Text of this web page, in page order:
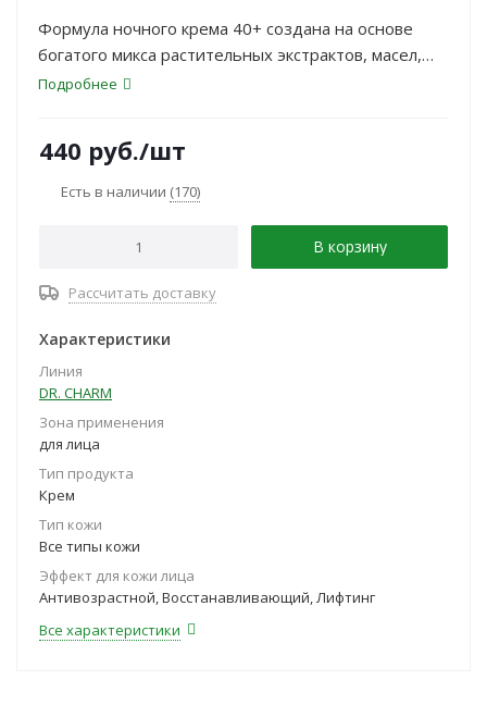
Формула ночного крема 40+ создана на основе
богатого микса растительных экстрактов, масел,
аминокислот, витаминов и полисахаридов. Активно
именно активизирует регенерацию и обновление
клеток эпидермиса, мягко корректирует видимые
восстанавливает уровень увлаженности.
Подробнее
440 руб./шт
Есть в наличии (170)
В корзину
Рассчитать доставку
Характеристики
Линия
DR. CHARM
Зона применения
для лица
Тип продукта
Крем
Тип кожи
Все типы кожи
Эффект для кожи лица
Антивозрастной, Восстанавливающий, Лифтинг
Все характеристики